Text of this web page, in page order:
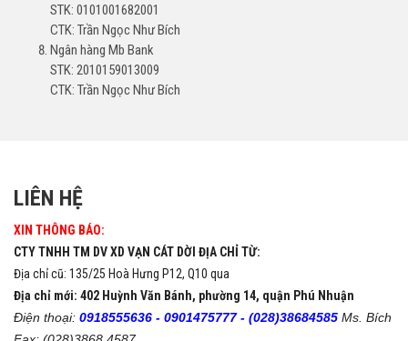
STK: 0101001682001
CTK: Trần Ngọc Như Bích
Ngân hàng Mb Bank
STK: 2010159013009
CTK: Trần Ngọc Như Bích
LIÊN HỆ
XIN THÔNG BÁO:
CTY TNHH TM DV XD VẠN CÁT DỜI ĐỊA CHỈ TỪ:
Địa chỉ cũ: 135/25 Hoà Hưng P12, Q10 qua
Địa chỉ mới: 402 Huỳnh Văn Bánh, phường 14, quận Phú Nhuận
Điện thoại: 0918555636 - 0901475777 - (028)38684585 Ms. Bích